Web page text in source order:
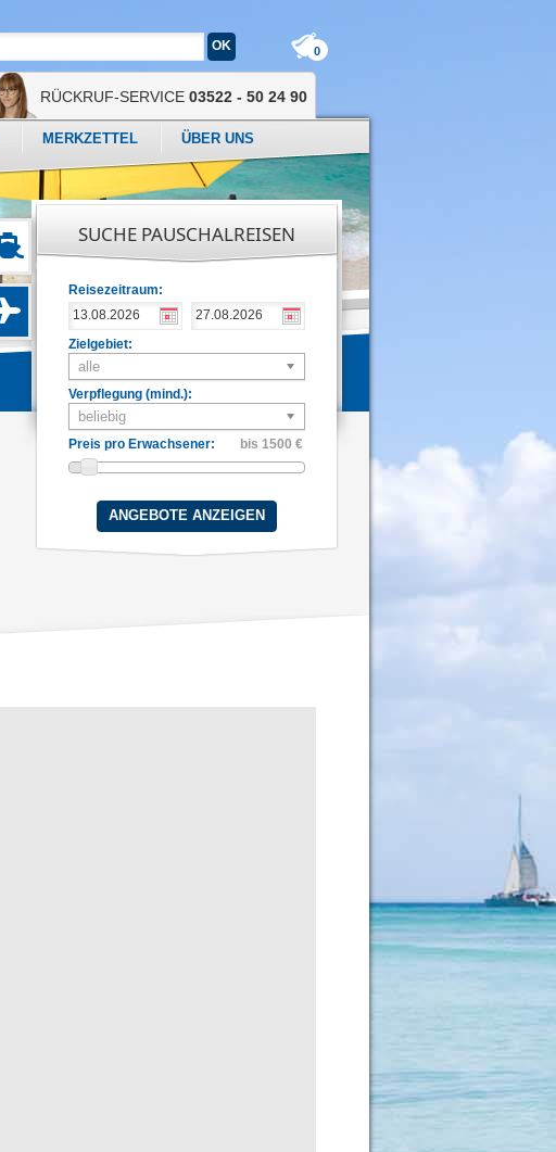
0
RÜCKRUF-SERVICE 03522 - 50 24 90
MERKZETTEL ÜBER UNS
SUCHE PAUSCHALREISEN
Reisezeitraum:
Zielgebiet:
alle
Verpflegung (mind.):
beliebig
Preis pro Erwachsener: bis 1500 €